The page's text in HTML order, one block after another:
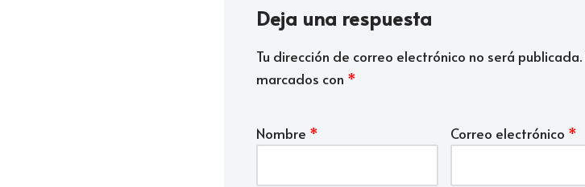
Deja una respuesta
Tu dirección de correo electrónico no será publicada.
marcados con *
Nombre * Correo electrónico *